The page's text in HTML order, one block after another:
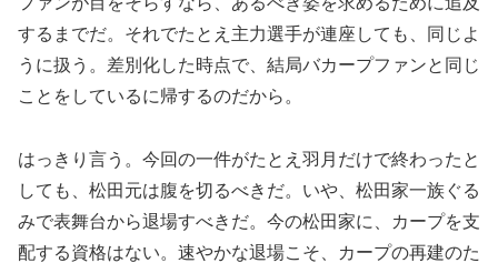
するまでだ。それでたとえ主力選手が連座しても、同じよ
うに扱う。差別化した時点で、結局バカープファンと同じ
ことをしているに帰するのだから。
はっきり言う。今回の一件がたとえ羽月だけで終わったと
しても、松田元は腹を切るべきだ。いや、松田家一族ぐる
みで表舞台から退場すべきだ。今の松田家に、カープを支
配する資格はない。速やかな退場こそ、カープの再建のた